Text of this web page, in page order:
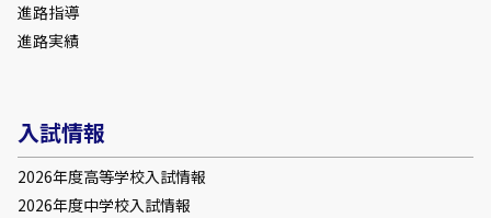
進路指導
進路実績
入試情報
2026年度高等学校入試情報
2026年度中学校入試情報